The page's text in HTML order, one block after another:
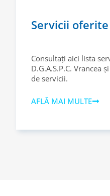
Servicii oferite
Consultați aici lista
D.G.A.S.P.C. Vrancea
de servicii.
AFLĂ MAI MULTE